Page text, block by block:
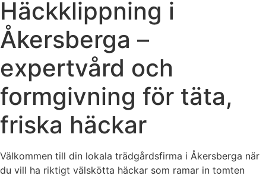
Häckklippning i
Åkersberga –
expertvård och
formgivning för täta,
friska häckar
Välkommen till din lokala trädgårdsfirma i Åkersberga när
du vill ha riktigt välskötta häckar som ramar in tomten